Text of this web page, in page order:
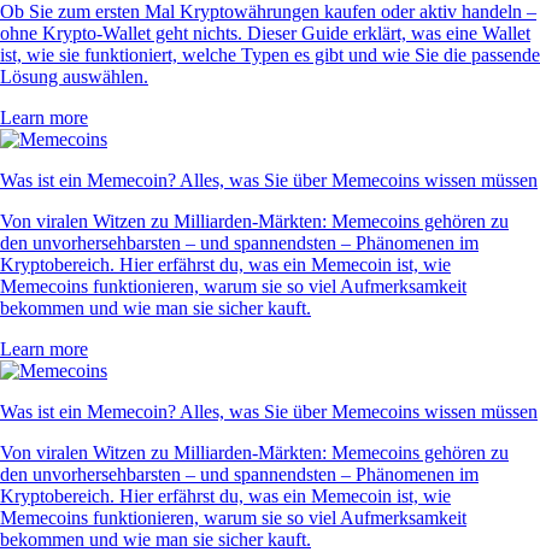
Ob Sie zum ersten Mal Kryptowährungen kaufen oder aktiv handeln –
ohne Krypto-Wallet geht nichts. Dieser Guide erklärt, was eine Wallet
ist, wie sie funktioniert, welche Typen es gibt und wie Sie die passende
Lösung auswählen.
Learn more
Was ist ein Memecoin? Alles, was Sie über Memecoins wissen müssen
Von viralen Witzen zu Milliarden-Märkten: Memecoins gehören zu
den unvorhersehbarsten – und spannendsten – Phänomenen im
Kryptobereich. Hier erfährst du, was ein Memecoin ist, wie
Memecoins funktionieren, warum sie so viel Aufmerksamkeit
bekommen und wie man sie sicher kauft.
Learn more
Was ist ein Memecoin? Alles, was Sie über Memecoins wissen müssen
Von viralen Witzen zu Milliarden-Märkten: Memecoins gehören zu
den unvorhersehbarsten – und spannendsten – Phänomenen im
Kryptobereich. Hier erfährst du, was ein Memecoin ist, wie
Memecoins funktionieren, warum sie so viel Aufmerksamkeit
bekommen und wie man sie sicher kauft.